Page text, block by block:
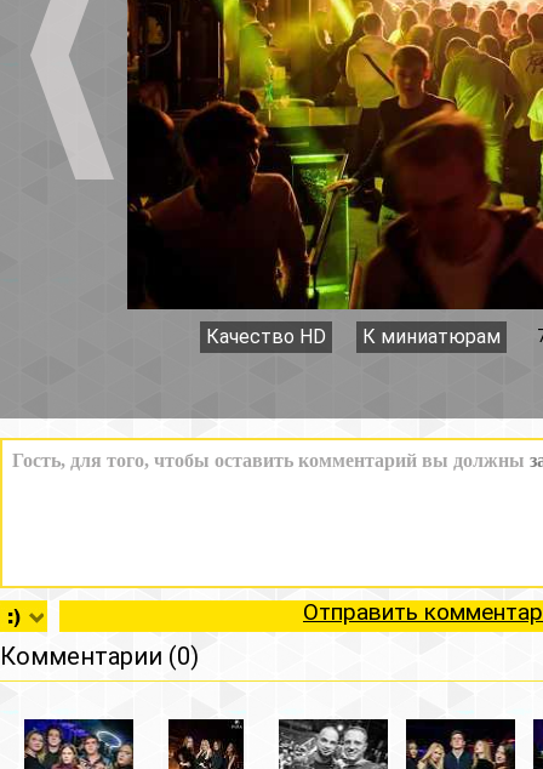
Качество HD К миниатюрам
Отправить
Комментарии (0)